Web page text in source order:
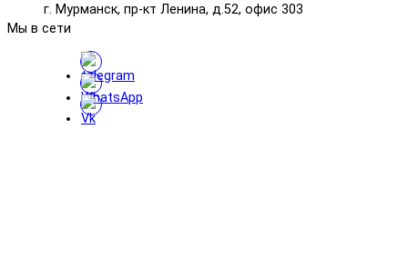
г. Мурманск, пр-кт Ленина, д.52, офис 303
Мы в сети